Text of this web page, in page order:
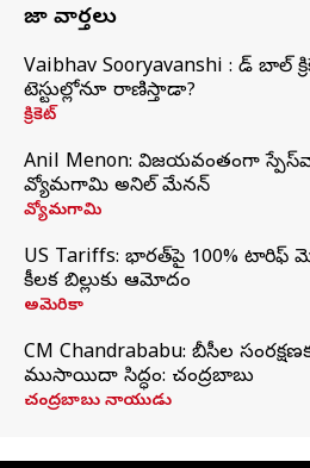
తాజా వార్తలు
Vaibhav Sooryavanshi : రెడ్ బాల్
టెస్టుల్లోనూ రాణిస్తాడా?
క్రికెట్
Anil Menon: విజయవంతంగా
వ్యోమగామి అనిల్‌ మేనన్
వ్యోమగామి
US Tariffs: భారత్‌పై 100%
కీలక బిల్లుకు ఆమోదం
అమెరికా
CM Chandrababu: బీసీల
ముసాయిదా సిద్ధం: చంద్రబాబు
చంద్రబాబు నాయుడు